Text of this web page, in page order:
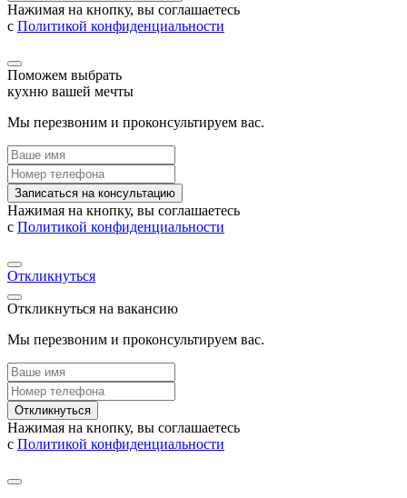
Нажимая на кнопку, вы соглашаетесь
с Политикой конфиденциальности
Поможем выбрать
кухню вашей мечты
Мы перезвоним и проконсультируем вас.
Записаться на консультацию
Нажимая на кнопку, вы соглашаетесь
с Политикой конфиденциальности
Откликнуться
Откликнуться на вакансию
Мы перезвоним и проконсультируем вас.
Откликнуться
Нажимая на кнопку, вы соглашаетесь
с Политикой конфиденциальности